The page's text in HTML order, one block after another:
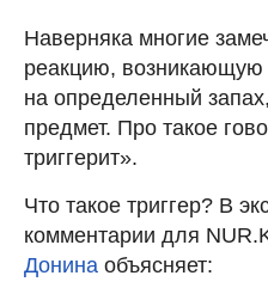
Наверняка многие
реакцию, возникающую
на определенный
предмет. Про такое
триггерит».
Что такое триггер? В
комментарии для
Донина объясняет: